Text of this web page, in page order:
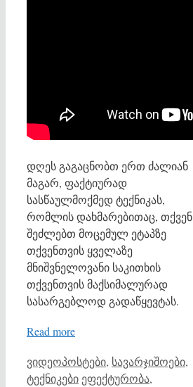
დღეს გაგაცნობთ ერთ ძალიან
მაგარ, ფაქტიურად
სასწაულმოქმედ ტექნიკას,
რომლის დახმარებითაც, თქვენ
შეძლებთ მოცემულ ეტაპზე
თქვენთვის ყველაზე
მნიშვნელოვანი საკითხის
თქვენთვის მაქსიმალურად
სასარგებლოდ გადაწყევტას.
Read more
Categories
ვიდეოპოსტები, სავარჯიშოები,
ტექნიკები Tags
ეფექტურობა,